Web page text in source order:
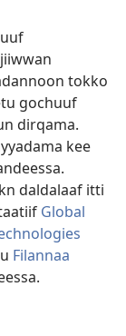
tokko
gochuuf
dirqama.
kee
daldalaaf itti
Global
Filannaa
of Pennsylvania.
DHUUNFAA